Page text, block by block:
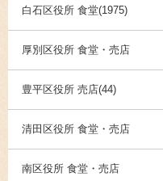
白石区役所 食堂(1975)
厚別区役所 食堂・売店
豊平区役所 売店(44)
清田区役所 食堂・売店
南区役所 食堂・売店